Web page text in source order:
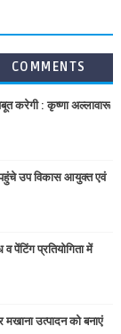
COMMENTS
करेगी : कृष्णा अल्लावारू
पहुंचे उप विकास आयुक्त एवं
पेंटिंग प्रतियोगिता में
उत्पादन को बनाएं